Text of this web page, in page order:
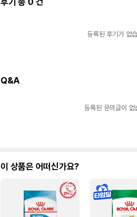
등록된 후기가 없
Q&A
등록된 문의글이 없
이 상품은 어떠신가요?